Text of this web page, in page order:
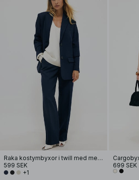
Raka kostymbyxor i twill med mellanhög midja
599 SEK
+1
699 SEK